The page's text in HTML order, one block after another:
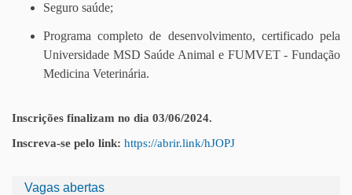
Vagas abertas
Seguro saúde;
Programa completo de desenvolvimento, certificado pela
Universidade MSD Saúde Animal e FUMVET - Fundação
Medicina Veterinária.
Inscrições finalizam no dia 03/06/2024.
Inscreva-se pelo link: https://abrir.link/hJOPJ